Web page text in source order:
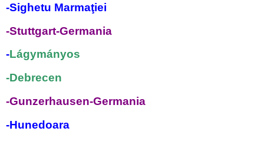
-Sighetu Marmaţiei
-Stuttgart-Germania
-Lágymányos
-Debrecen
-Gunzerhausen-Germania
-Hunedoara